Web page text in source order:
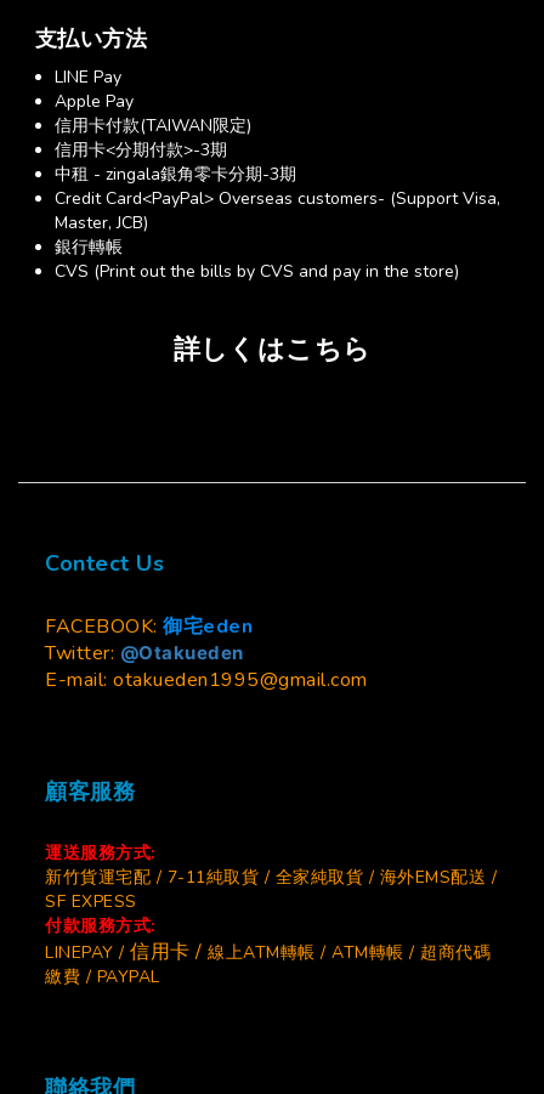
支払い方法
LINE Pay
Apple Pay
信用卡付款(TAIWAN限定)
信用卡<分期付款>-3期
中租 - zingala銀角零卡分期-3期
Credit Card<PayPal> Overseas customers- (Support Visa,
Master, JCB)
銀行轉帳
CVS (Print out the bills by CVS and pay in the store)
詳しくはこちら
Contect Us
FACEBOOK: 御宅eden
Twitter: @Otakueden
E-mail: otakueden1995@gmail.com
顧客服務
運送服務方式:
新竹貨運宅配 / 7-11純取貨 / 全家純取貨 / 海外EMS配送 /
SF EXPESS
付款服務方式:
LINEPAY / 信用卡 / 線上ATM轉帳 / ATM轉帳 / 超商代碼
繳費 / PAYPAL
聯絡我們